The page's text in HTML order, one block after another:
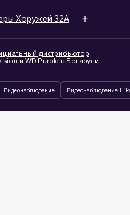
Видеонаблюдение Hikvision
Хоружей 32А
и WD Purple в Беларуси